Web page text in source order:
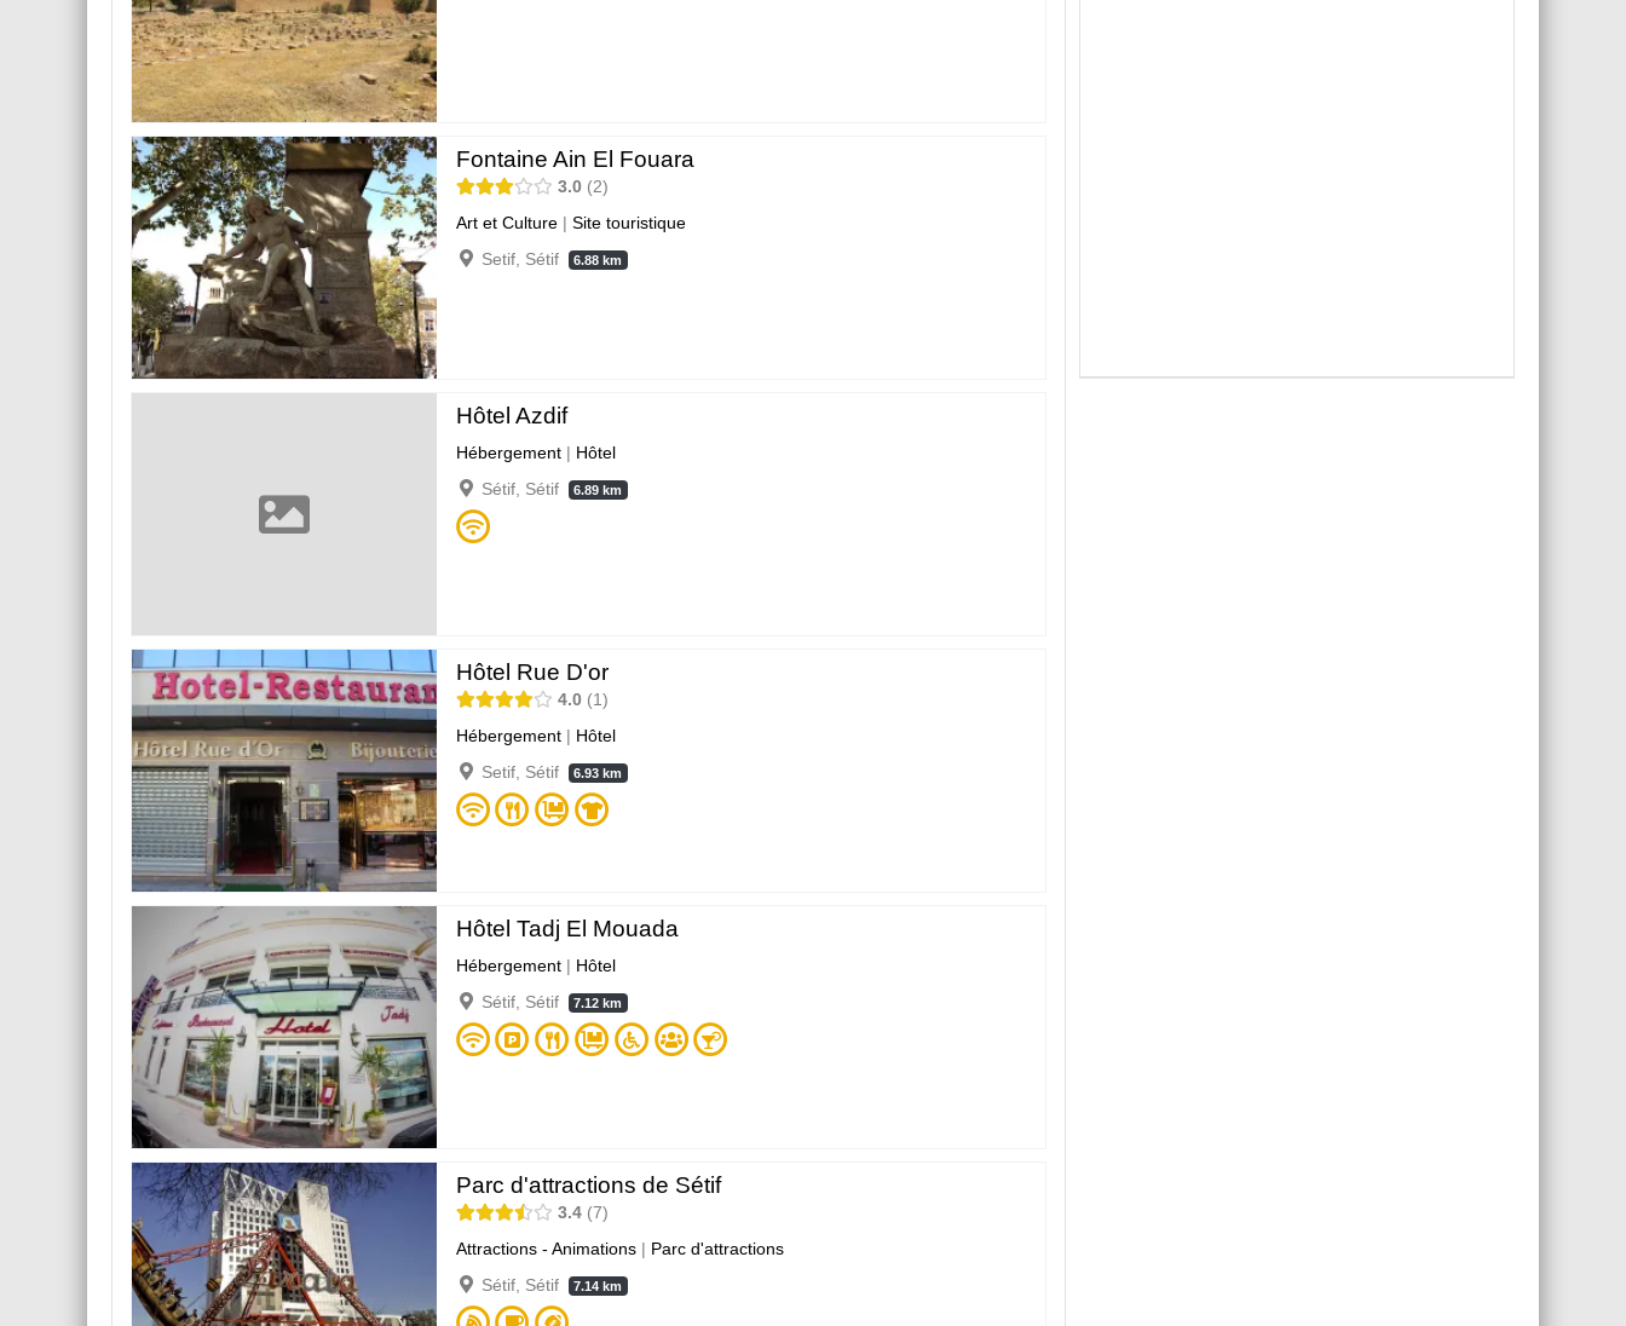
Fontaine Ain El Fouara
3.0 2
Art et Culture| Site touristique
Setif, Sétif
6.88 km
Hôtel Azdif
Hébergement| Hôtel
Sétif, Sétif
6.89 km
Hôtel Rue D'or
4.0 1
Hébergement| Hôtel
Setif, Sétif
6.93 km
Hôtel Tadj El Mouada
Hébergement| Hôtel
Sétif, Sétif
7.12 km
Parc d'attractions de Sétif
3.4 7
Attractions - Animations| Parc d'attractions
Sétif, Sétif
7.14 km